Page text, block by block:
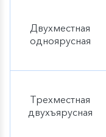
«Мой
шагов» (Цель:
неделю, и
изменений).
*Данная
дополнительно к
будет проходить
мероприятиями.
Двухместная
одноярусная
Трехместная
двухъярусная